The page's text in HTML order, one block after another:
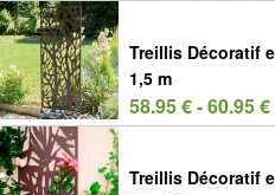
Treillis Décoratif
1,5 m
58.95 € - 60.95 €
Treillis Décoratif